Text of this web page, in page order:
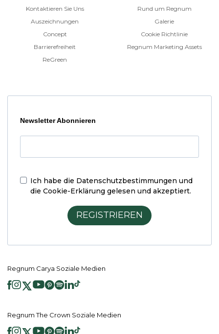
Kontaktieren Sie Uns
Auszeichnungen
Concept
Barrierefreiheit
ReGreen
Rund um Regnum
Galerie
Cookie Richtlinie
Regnum Marketing Assets
Newsletter Abonnieren
Ich habe die Datenschutzbestimmungen und
die Cookie-Erklärung gelesen und akzeptiert.
REGISTRIEREN
Regnum Carya Soziale Medien
Regnum The Crown Soziale Medien